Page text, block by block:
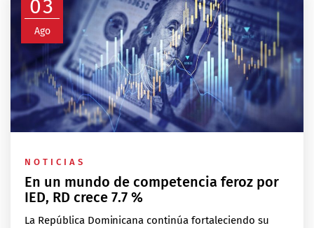
03
Ago
NOTICIAS
En un mundo de competencia feroz por
IED, RD crece 7.7 %
La República Dominicana continúa fortaleciendo su